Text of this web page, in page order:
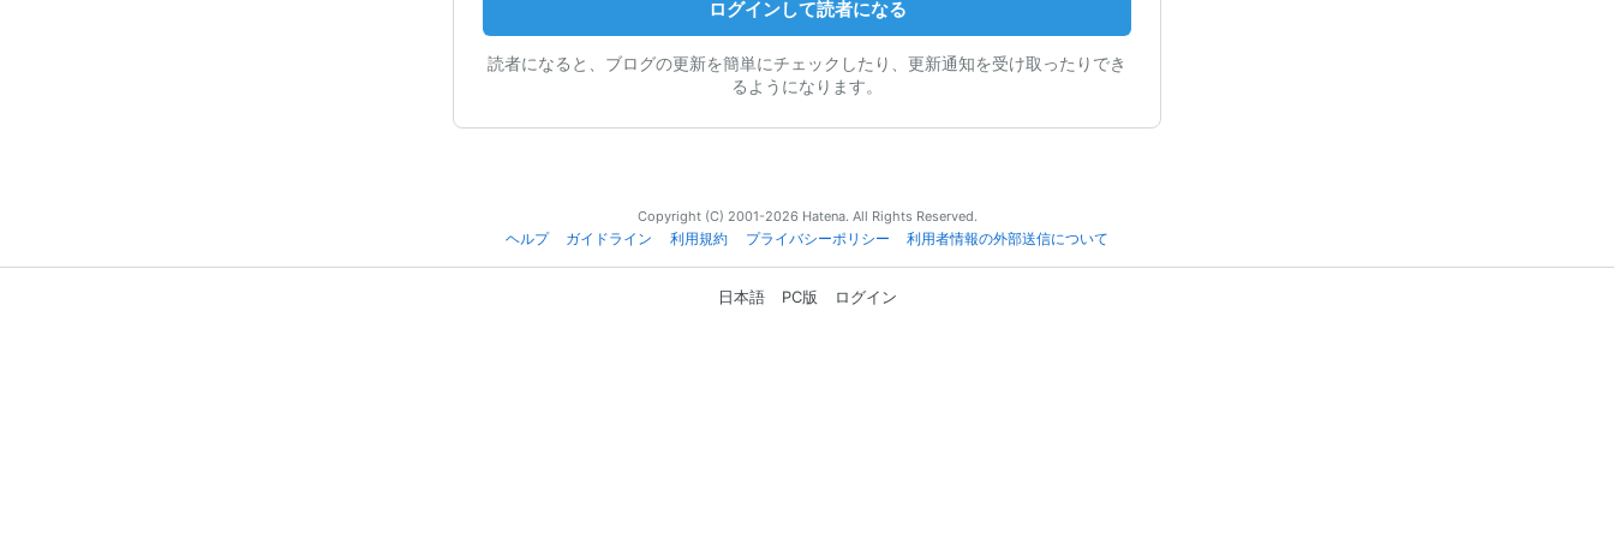
ログインして読者になる
読者になると、ブログの更新を簡単にチェックしたり、更新通知を受け取ったりでき
るようになります。
Copyright (C) 2001-2026 Hatena. All Rights Reserved.
ヘルプ
ガイドライン 利用規約 プライバシーポリシー 利用者情報の外部送信について
日本語 PC版 ログイン